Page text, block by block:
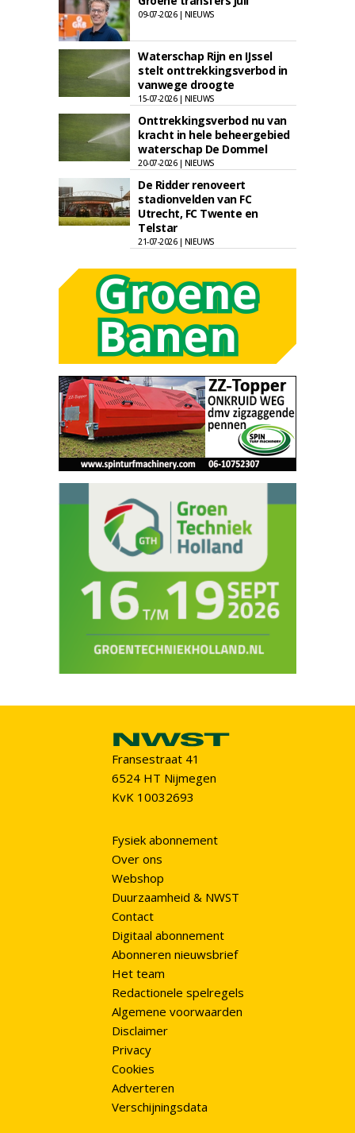
09-07-2026 | NIEUWS
Waterschap Rijn en IJssel
stelt onttrekkingsverbod in
vanwege droogte
15-07-2026 | NIEUWS
Onttrekkingsverbod nu van
kracht in hele beheergebied
waterschap De Dommel
20-07-2026 | NIEUWS
De Ridder renoveert
stadionvelden van FC
Utrecht, FC Twente en
Telstar
21-07-2026 | NIEUWS
Fransestraat 41
6524 HT Nijmegen
KvK 10032693
Fysiek abonnement
Over ons
Webshop
Duurzaamheid & NWST
Contact
Digitaal abonnement
Abonneren nieuwsbrief
Het team
Redactionele spelregels
Algemene voorwaarden
Disclaimer
Privacy
Cookies
Adverteren
Verschijningsdata